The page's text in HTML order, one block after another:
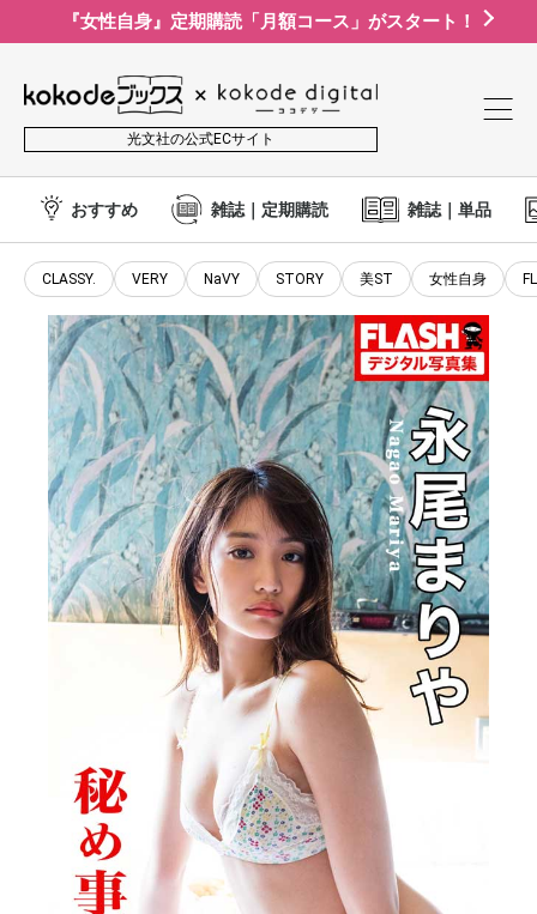
『女性自身』定期購読「月額コース」がスタート！
光文社の公式ECサイト
おすすめ 雑誌｜定期購読 雑誌｜単品
CLASSY. VERY NaVY STORY 美ST 女性自身